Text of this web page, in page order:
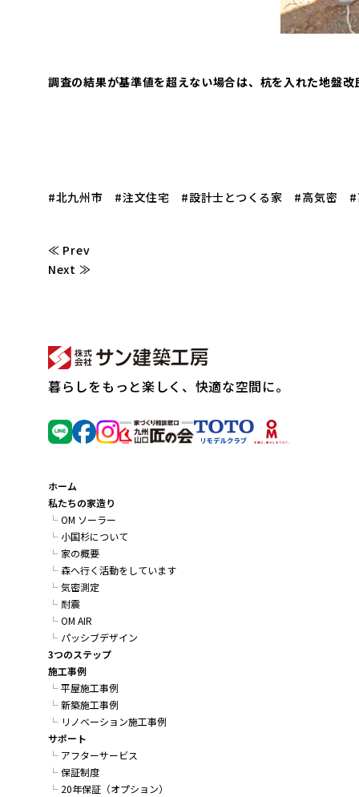
調査の結果が基準値を超えない場合は、杭を入れた地盤
#北九州市 #注文住宅 #設計士とつくる家 #高気密
≪ Prev
Next ≫
暮らしをもっと楽しく、快適な空間に。
ホーム
私たちの家造り
OM ソーラー
小国杉について
家の概要
森へ行く活動をしています
気密測定
耐震
OM AIR
パッシブデザイン
3つのステップ
施工事例
平屋施工事例
新築施工事例
リノベーション施工事例
サポート
アフターサービス
保証制度
20年保証（オプション）